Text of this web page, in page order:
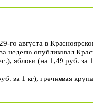
августа в
неделю опубликовал
яблоки (на 1,49 руб. за
за 1 кг), гречневая